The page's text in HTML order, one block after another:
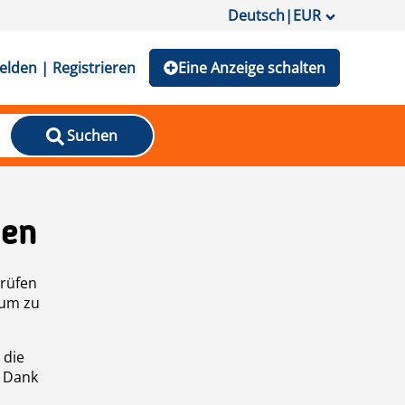
Deutsch|EUR
| Registrieren Eine Anzeige schalten
Suchen
zu
die